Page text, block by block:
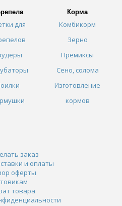
для
Корма
Комбикорм
Зерно
Премиксы
Сено, солома
Изготовление
кормов
заказ
и оплаты
оферты
товара